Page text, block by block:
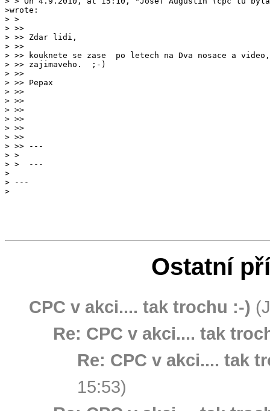
> >>
> >> Zdar lidi,
> >>
> >> kouknete se zase  po letech na Dva nosace a video,
> >> zajimaveho.  ;-)
> >>
> >> Pepax
> >>
> >>
> >>
> >>
> >>
> >>
> >
>
> ---
Ostatní
CPC v akci.... tak trochu :-)
Re: CPC v akci.... tak
Re: CPC v akci.... tak
15:53)